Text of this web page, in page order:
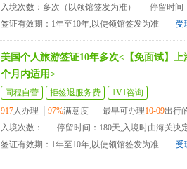
入境次数：多次（以领馆签发为准）
停留时间
签证有效期：1年至10年,以使领馆签发为准
受
美国个人旅游签证10年多次<【免面试】
个月内适用>
同程自营 拒签退服务费
1V1咨询
917人办理 97%满意度 最早可办理10-09出行
入境次数：
停留时间：180天,入境时由海关决
签证有效期：1年至10年,以使领馆签发为准
受